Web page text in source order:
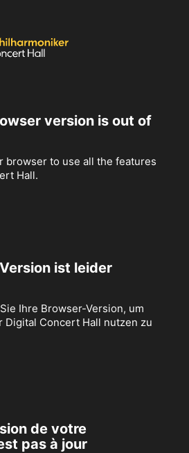
version is out of
browser to use all the features
Hall.
ist leider
Ihre Browser-Version, um
Digital Concert Hall nutzen zu
de votre
pas à jour